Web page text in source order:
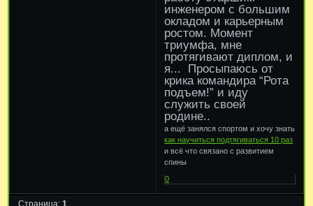
инженером с большим
окладом и карьерным
ростом. Момент
триумфа, мне
протягивают диплом, и
я... Просыпаюсь от
крика командира “Рота
подъем!” и иду
служить своей
родине..
а ещё занялся спортом и хочу знать
как научиться подтягиваться 10 раз
и всё что связано с развитием
спины
0
Страница: 1